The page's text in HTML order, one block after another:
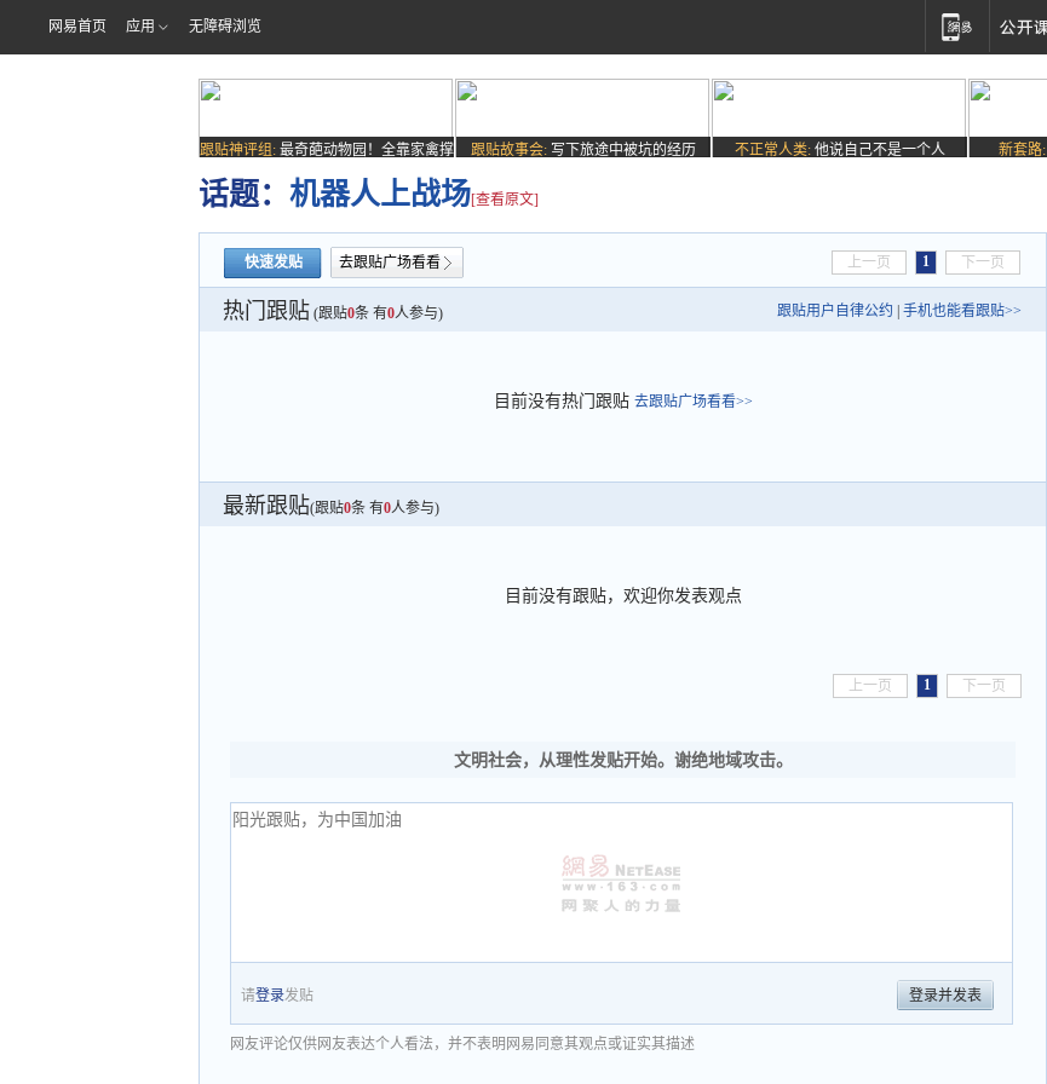
网易首页 应用 无障碍浏览
跟贴神评组: 最奇葩动物园！全靠家禽撑
场子
跟贴故事会: 写下旅途中被坑的经历 不正常人类: 他说自己不是一个人 新套路:
话题： 机器人上战场[查看原文]
快速发贴 去跟贴广场看看 上一页 1 下一页
热门跟贴 (跟贴0条 有0人参与) 跟贴用户自律公约 手机也能看跟贴>>
目前没有热门跟贴 去跟贴广场看看>>
最新跟贴(跟贴0条 有0人参与)
目前没有跟贴，欢迎你发表观点
上一页 1 下一页
文明社会，从理性发贴开始。谢绝地域攻击。
请登录发贴 登录并发表
网友评论仅供网友表达个人看法，并不表明网易同意其观点或证实其描述